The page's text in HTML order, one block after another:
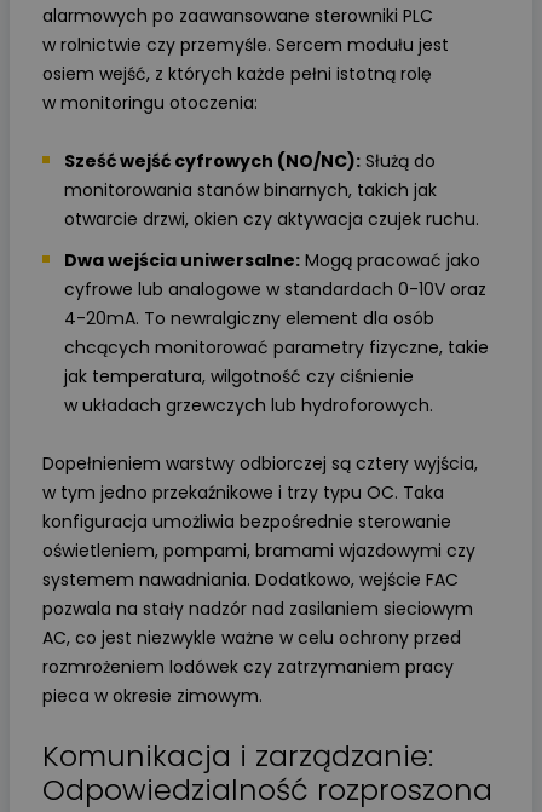
alarmowych po zaawansowane sterowniki PLC
w rolnictwie czy przemyśle. Sercem modułu jest
osiem wejść, z których każde pełni istotną rolę
w monitoringu otoczenia:
Sześć wejść cyfrowych (NO/NC): Służą do
monitorowania stanów binarnych, takich jak
otwarcie drzwi, okien czy aktywacja czujek ruchu.
Dwa wejścia uniwersalne: Mogą pracować jako
cyfrowe lub analogowe w standardach 0-10V oraz
4-20mA. To newralgiczny element dla osób
chcących monitorować parametry fizyczne, takie
jak temperatura, wilgotność czy ciśnienie
w układach grzewczych lub hydroforowych.
Dopełnieniem warstwy odbiorczej są cztery wyjścia,
w tym jedno przekaźnikowe i trzy typu OC. Taka
konfiguracja umożliwia bezpośrednie sterowanie
oświetleniem, pompami, bramami wjazdowymi czy
systemem nawadniania. Dodatkowo, wejście FAC
pozwala na stały nadzór nad zasilaniem sieciowym
AC, co jest niezwykle ważne w celu ochrony przed
rozmrożeniem lodówek czy zatrzymaniem pracy
pieca w okresie zimowym.
Komunikacja i zarządzanie:
Odpowiedzialność rozproszona